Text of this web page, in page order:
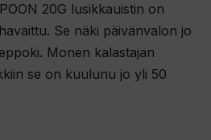
20G lusikkauistin on
Se näki päivänvalon jo
Monen kalastajan
se on kuulunu jo yli 50